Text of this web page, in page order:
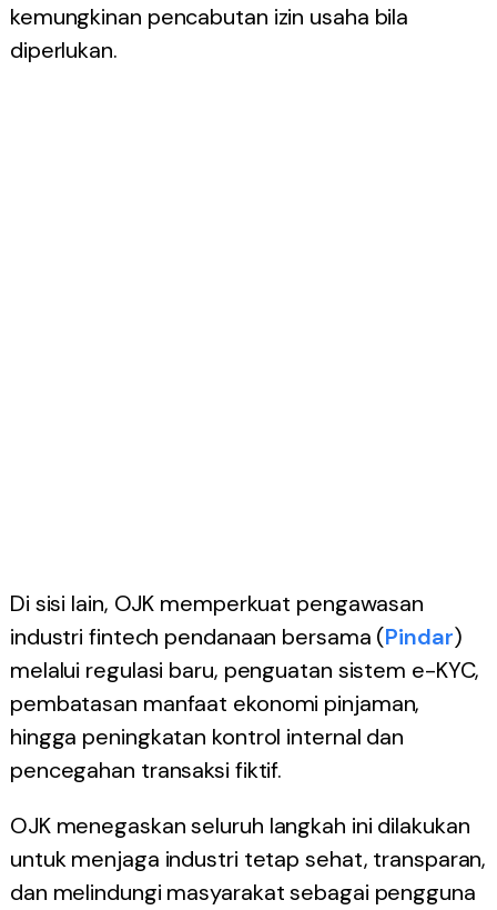
kemungkinan pencabutan izin usaha bila
diperlukan.
Di sisi lain, OJK memperkuat pengawasan
industri fintech pendanaan bersama (Pindar)
melalui regulasi baru, penguatan sistem e-KYC,
pembatasan manfaat ekonomi pinjaman,
hingga peningkatan kontrol internal dan
pencegahan transaksi fiktif.
OJK menegaskan seluruh langkah ini dilakukan
untuk menjaga industri tetap sehat, transparan,
dan melindungi masyarakat sebagai pengguna